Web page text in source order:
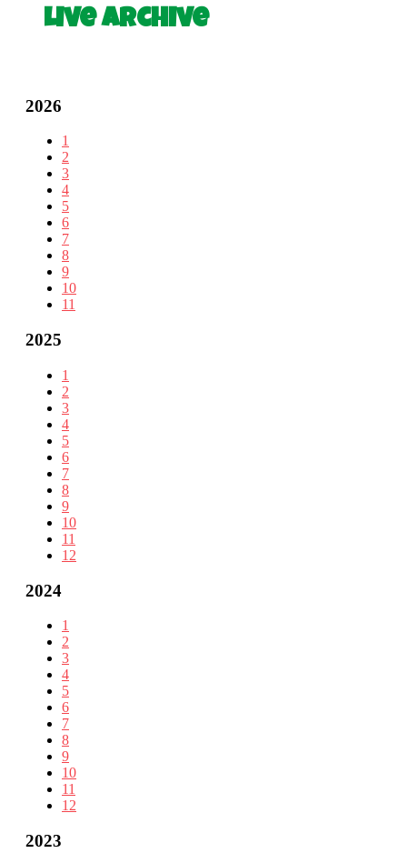
Live Archive
2026
1
2
3
4
5
6
7
8
9
10
11
2025
1
2
3
4
5
6
7
8
9
10
11
12
2024
1
2
3
4
5
6
7
8
9
10
11
12
2023